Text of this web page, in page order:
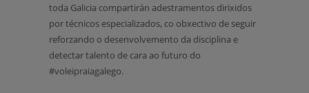
toda Galicia compartirán adestramentos dirixidos
por técnicos especializados, co obxectivo de seguir
reforzando o desenvolvemento da disciplina e
detectar talento de cara ao futuro do
#voleipraiagalego.